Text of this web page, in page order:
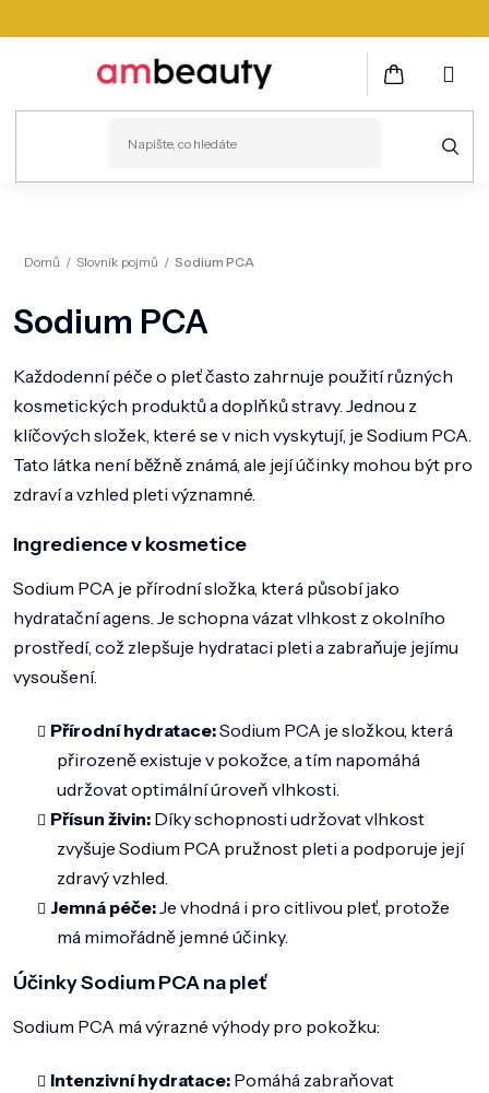
na
NÁKUPNÍ
KOŠÍK
VLASY
ZDRAVÍ
TĚLO
DOMÁCNOST
ZNAČKY
O NÁS
BLOG
Domů / Slovník pojmů / Sodium PCA
Sodium PCA
Každodenní péče o pleť často zahrnuje použití různých
kosmetických produktů a doplňků stravy. Jednou z
klíčových složek, které se v nich vyskytují, je Sodium PCA.
Tato látka není běžně známá, ale její účinky mohou být pro
zdraví a vzhled pleti významné.
Ingredience v kosmetice
Sodium PCA je přírodní složka, která působí jako
hydratační agens. Je schopna vázat vlhkost z okolního
prostředí, což zlepšuje hydrataci pleti a zabraňuje jejímu
vysoušení.
Přírodní hydratace:Sodium PCA je složkou, která
přirozeně existuje v pokožce, a tím napomáhá
udržovat optimální úroveň vlhkosti.
Přísun živin: Díky schopnosti udržovat vlhkost
zvyšuje Sodium PCA pružnost pleti a podporuje její
zdravý vzhled.
Jemná péče:Je vhodná i pro citlivou pleť, protože
má mimořádně jemné účinky.
Účinky Sodium PCA na pleť
Sodium PCA má výrazné výhody pro pokožku:
Intenzivní hydratace: Pomáhá zabraňovat